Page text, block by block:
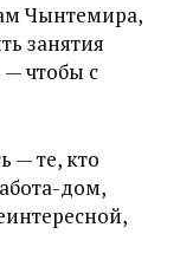
Чынтемира,
занятия
— чтобы с
— те, кто
дом,